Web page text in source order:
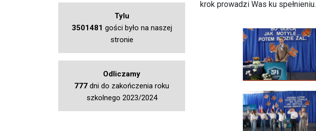
krok prowadzi Was ku spełnieniu.
Tylu
3501481 gości było na naszej
stronie
Odliczamy
777 dni do zakończenia roku
szkolnego 2023/2024